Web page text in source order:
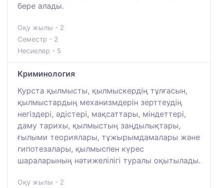
бере алады.
Оқу жылы - 2
Семестр - 2
Несиелер - 5
Криминология
Курста қылмысты, қылмыскердің тұлғасын,
қылмыстардың механизмдерін зерттеудің
негіздері, әдістері, мақсаттары, міндеттері,
даму тарихы, қылмыстың заңдылықтары,
ғылыми теориялары, тұжырымдамалары және
гипотезалары, қылмыспен күрес
шараларының нәтижелілігі туралы оқытылады.
Оқу жылы - 2